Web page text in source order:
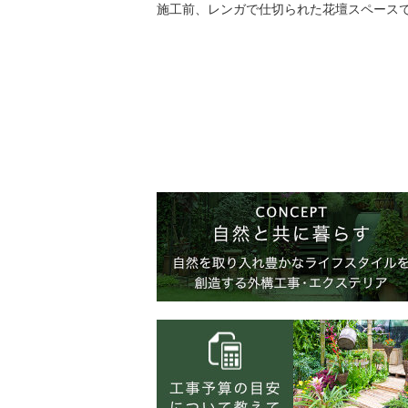
施工前、レンガで仕切られた花壇スペース